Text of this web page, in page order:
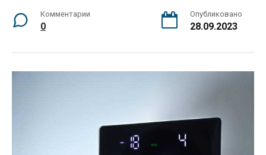
Комментарии
0
Опубликовано
28.09.2023